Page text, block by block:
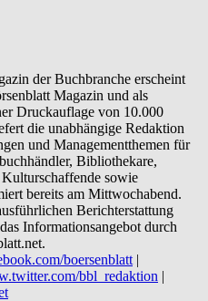
der Buchbranche erscheint
Magazin und als
Druckauflage von 10.000
die unabhängige Redaktion
und Managementthemen für
Bibliothekare,
sowie
bereits am Mittwochabend.
Berichterstattung
Informationsangebot durch
boersenblatt |
bbl_redaktion |